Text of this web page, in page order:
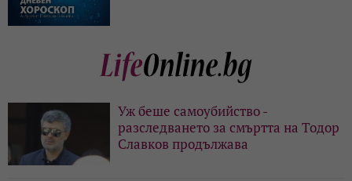
Уж беше самоубийство -
разследването за смъртта на Тодор
Славков продължава